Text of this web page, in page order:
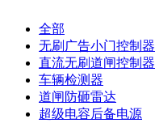
全部
无刷广告小门控制器
直流无刷道闸控制器
车辆检测器
道闸防砸雷达
超级电容后备电源